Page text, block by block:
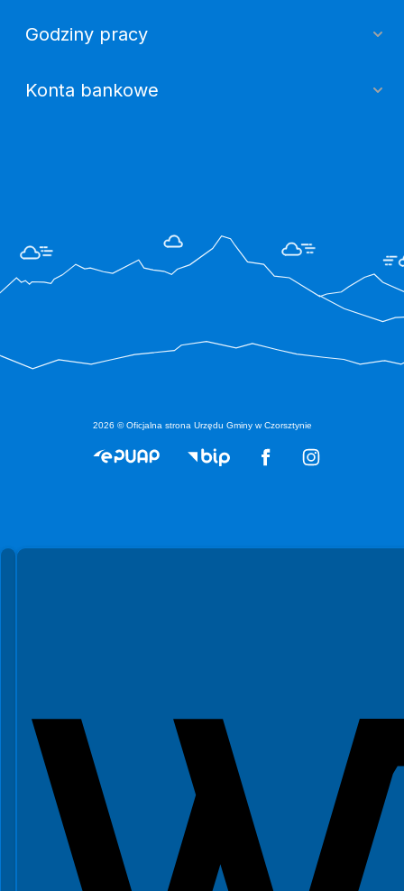
Godziny pracy
Konta bankowe
2026 © Oficjalna strona Urzędu Gminy w Czorsztynie
Spełniamy standardy WCAG 2.2
Spełniamy standardy W3C